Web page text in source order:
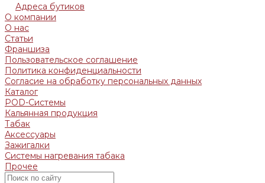
Адреса бутиков
О компании
О нас
Статьи
Франшиза
Пользовательское соглашение
Политика конфиденциальности
Согласие на обработку персональных данных
Каталог
POD-Системы
Кальянная продукция
Табак
Аксессуары
Зажигалки
Системы нагревания табака
Прочее